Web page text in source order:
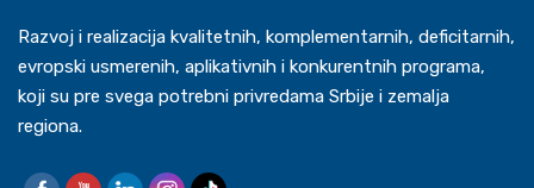
Razvoj i realizacija kvalitetnih, komplementarnih, deficitarnih,
evropski usmerenih, aplikativnih i konkurentnih programa,
koji su pre svega potrebni privredama Srbije i zemalja
regiona.